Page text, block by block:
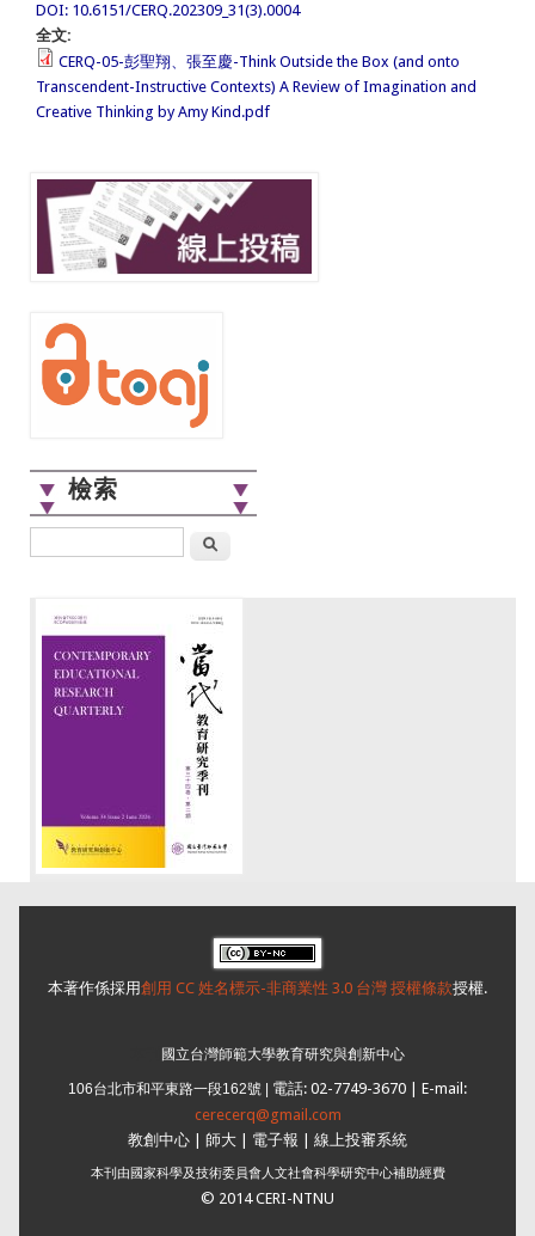
DOI: 10.6151/CERQ.202309_31(3).0004
全文:
CERQ-05-彭聖翔、張至慶-Think Outside the Box (and onto
Transcendent-Instructive Contexts) A Review of Imagination and
Creative Thinking by Amy Kind.pdf
檢索
搜尋
本著作係採用創用 CC 姓名標示-非商業性 3.0 台灣 授權條款授權.
國立台灣師範大學教育研究與創新中心
106台北市和平東路一段162號 | 電話: 02-7749-3670 | E-mail:
cerecerq@gmail.com
教創中心
師大 | 電子報 | 線上投審系統
本刊由國家科學及技術委員會人文社會科學研究中心補助經費
© 2014 CERI-NTNU